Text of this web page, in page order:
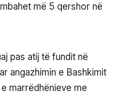
më 5 qershor në
pas atij të fundit në
angazhimin e Bashkimit
marrëdhënieve me